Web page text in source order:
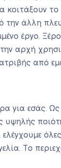
κοιτάξουν
την άλλη
έργο.
αρχή
από
για εσάς. Ως
Το